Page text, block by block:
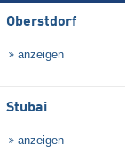
Oberstdorf
anzeigen
Stubai
anzeigen